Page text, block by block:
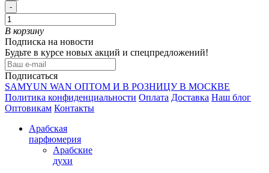
-
В корзину
Подписка на новости
Будьте в курсе новых акций и спецпредложений!
Подписаться
SAMYUN WAN ОПТОМ И В РОЗНИЦУ В МОСКВЕ
Политика конфиденциальности Оплата Доставка Наш блог
Оптовикам Контакты
Арабская
парфюмерия
Арабские
духи